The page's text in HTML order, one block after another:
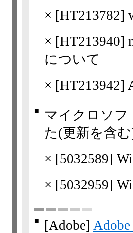
× [HT213782]
× [HT213940]
について
× [HT213942]
■
マイクロソフ
た(更新を含む)
× [5032589]
× [5032959]
■ [Adobe] Adobe